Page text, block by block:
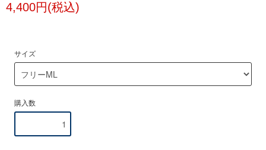
4,400円(税込)
サイズ
購入数